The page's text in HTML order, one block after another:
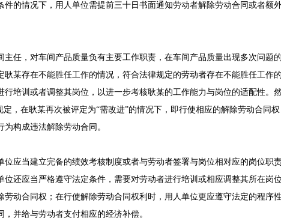
件的情况下，用人单位需提前三十日书面通知劳动者解除劳动合同或者额
主任，对车间产品质量负有主要工作职责，在车间产品质量出现多次问题
耿某存在不能胜任工作的情况，符合法律规定的劳动者存在不能胜任工作
培训或者调整其岗位，以进一步考核耿某的工作能力与岗位的适配性。
，在耿某再次被评定为“需改进”的情况下，即行使相应的解除劳动合同
构成违法解除劳动合同。
位应当建立完备的绩效考核制度或者与劳动者签署与岗位相对应的岗位职
还应当严格遵守法定条件，需要对劳动者进行培训或相应调整其所在岗
动合同权；在行使解除劳动合同权利时，用人单位更应遵守法定的程序
并给与劳动者支付相应的经济补偿。